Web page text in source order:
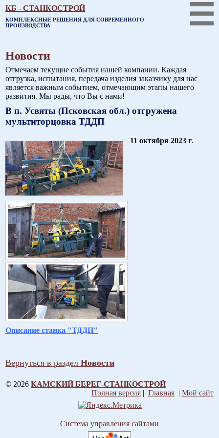
КБ - СТАНКОСТРОЙ
КОМПЛЕКСНЫЕ РЕШЕНИЯ ДЛЯ СОВРЕМЕННОГО
ПРОИЗВОДСТВА
Новости
Отмечаем текущие события нашей компании. Каждая
отгрузка, испытания, передача изделия заказчику для нас
является важным событием, отмечающим этапы нашего
развития. Мы рады, что Вы с нами!
В п. Усвяты (Псковская обл.) отгружена
мультиторцовка ТДДП
11 октября 2023 г.
Описание станка "ТДДП"
Вернуться в разделНовости
© 2026КАМСКИЙ БЕРЕГ-СТАНКОСТРОЙ
Полная версия| Главная| Мой сайт
Система управления сайтами